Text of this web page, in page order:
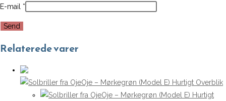
E-mail *
Relaterede varer
Hurtigt Overblik
Hurtigt